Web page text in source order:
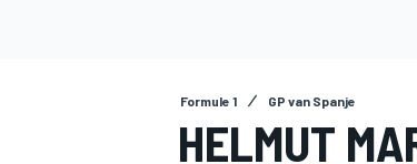
Formule 1 GP van Spanje
HELMUT